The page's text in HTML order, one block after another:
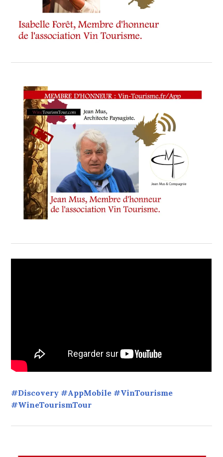
#Discovery #AppMobile #VinTourisme
#WineTourismTour